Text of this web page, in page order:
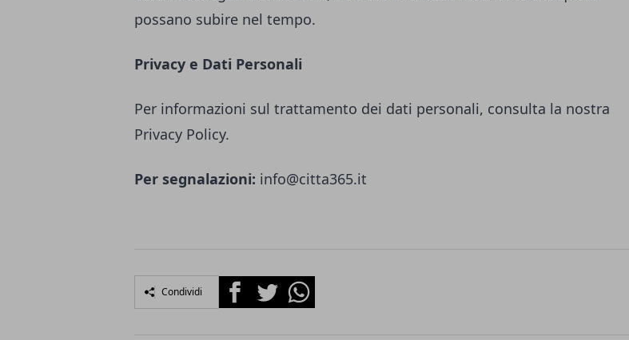
possano subire nel tempo.
Privacy e Dati Personali
Per informazioni sul trattamento dei dati personali, consulta la nostra
Privacy Policy.
Per segnalazioni: info@citta365.it
Condividi FacebookTwitterWhatsapp